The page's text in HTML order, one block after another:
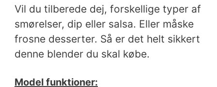
Vil du tilberede dej, forskellige typer af
smørelser, dip eller salsa. Eller måske
frosne desserter. Så er det helt sikkert
denne blender du skal købe.
Model funktioner: